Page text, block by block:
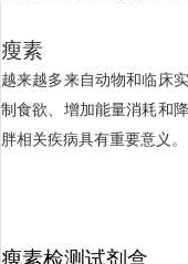
瘦素
越来越多来自动物和临床
制食欲、增加能量消耗和
胖相关疾病具有重要意义。
瘦素检测试剂盒